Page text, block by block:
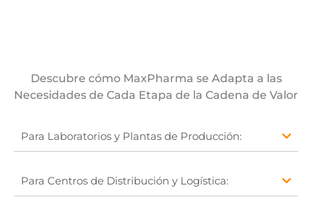
Descubre cómo MaxPharma se Adapta a las
Necesidades de Cada Etapa de la Cadena de Valor
Para Laboratorios y Plantas de Producción:
Para Centros de Distribución y Logística: